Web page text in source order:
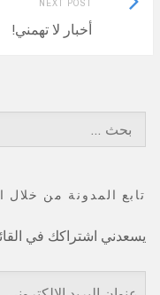
NEXT POST
أخبار لا تهمني!
Post:
تابع المدونة من خلال
يسعدني اشتراكك في
عنوان